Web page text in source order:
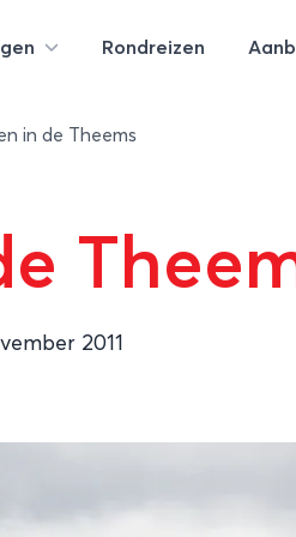
Rondreizen
in de Theems
2011